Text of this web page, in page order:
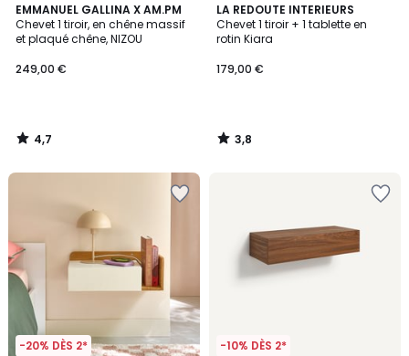
EMMANUEL GALLINA X AM.PM
Chevet 1 tiroir, en chêne massif
et plaqué chêne, NIZOU
249,00 €
4,7
/ 5
4,7
/
LA REDOUTE INTERIEURS
Chevet 1 tiroir + 1 tablette en
rotin Kiara
179,00 €
3,8
/ 5
3,8
/
-20% DÈS 2* -10% DÈS 2*